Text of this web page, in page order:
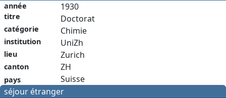
année
titre
catégorie
institution
lieu
canton
pays
1930
Doctorat
Chimie
UniZh
Zurich
ZH
Suisse
séjour étranger